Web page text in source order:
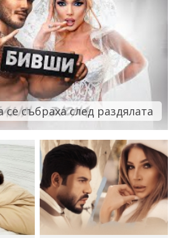
събраха след раздялата